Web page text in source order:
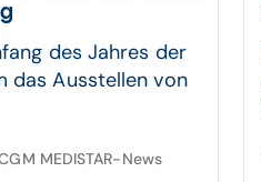
des Jahres der
das Ausstellen von
MEDISTAR-News